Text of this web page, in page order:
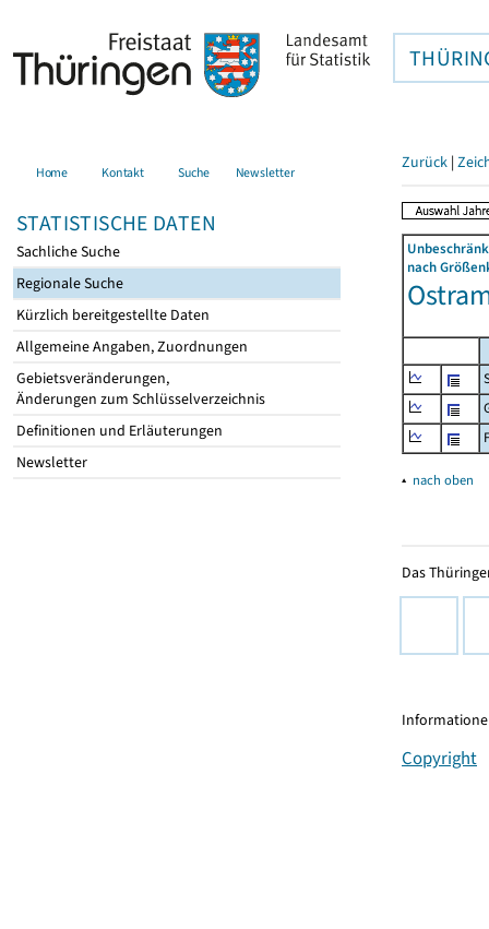
Home Kontakt Suche Newsletter
STATISTISCHE DATEN
Sachliche Suche
Regionale Suche
Kürzlich bereitgestellte Daten
Allgemeine Angaben, Zuordnungen
Gebietsveränderungen,
Änderungen zum Schlüsselverzeichnis
Definitionen und Erläuterungen
Newsletter
Zurück |
nach
▴ nach oben
Das
Copyright